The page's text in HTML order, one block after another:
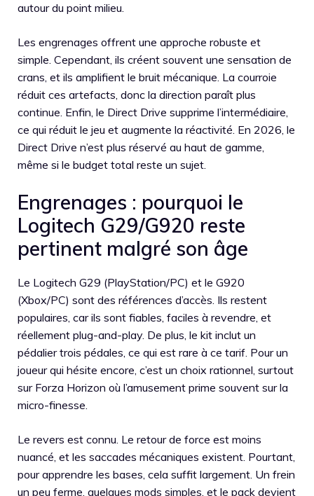
autour du point milieu.
Les engrenages offrent une approche robuste et
simple. Cependant, ils créent souvent une sensation de
crans, et ils amplifient le bruit mécanique. La courroie
réduit ces artefacts, donc la direction paraît plus
continue. Enfin, le Direct Drive supprime l’intermédiaire,
ce qui réduit le jeu et augmente la réactivité. En 2026, le
Direct Drive n’est plus réservé au haut de gamme,
même si le budget total reste un sujet.
Engrenages : pourquoi le
Logitech G29/G920 reste
pertinent malgré son âge
Le Logitech G29 (PlayStation/PC) et le G920
(Xbox/PC) sont des références d’accès. Ils restent
populaires, car ils sont fiables, faciles à revendre, et
réellement plug-and-play. De plus, le kit inclut un
pédalier trois pédales, ce qui est rare à ce tarif. Pour un
joueur qui hésite encore, c’est un choix rationnel, surtout
sur Forza Horizon où l’amusement prime souvent sur la
micro-finesse.
Le revers est connu. Le retour de force est moins
nuancé, et les saccades mécaniques existent. Pourtant,
pour apprendre les bases, cela suffit largement. Un frein
un peu ferme, quelques mods simples, et le pack devient